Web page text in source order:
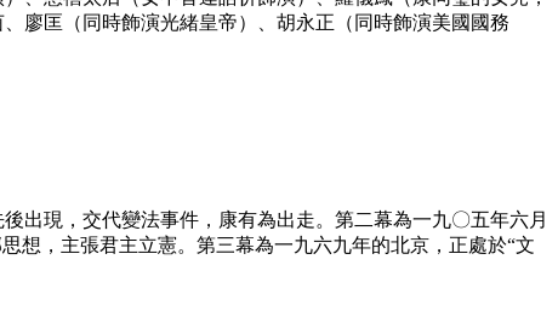
廖匡（同時飾演光緒皇帝）、胡永正（同時飾演美國國務
出現，交代變法事件，康有為出走。第二幕為一九〇五年六月
想，主張君主立憲。第三幕為一九六九年的北京，正處於“文